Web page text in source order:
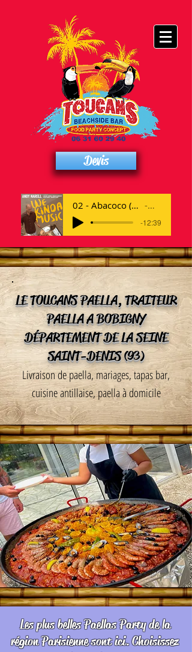
Devis
02 - Abacoco (feat. Isaac Narell & Gregory Louis) Artist
-12:39
LE TOUCANS PAELLA, TRAITEUR
PAELLA A BOBIGNY
DÉPARTEMENT DE LA SEINE
SAINT-DENIS (93)
Livraison de paella, mariages, tapas bar,
cuisine antillaise, paella à domicile
Les plus belles Paellas Party de la
région Parisienne sont ici. Choisissez